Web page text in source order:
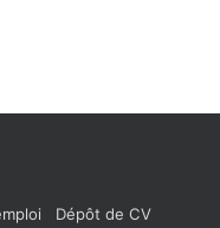
Dépôt de CV